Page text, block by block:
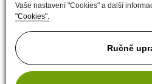
Vaše nastavení "Cookies" a další
"Cookies".
Ručně